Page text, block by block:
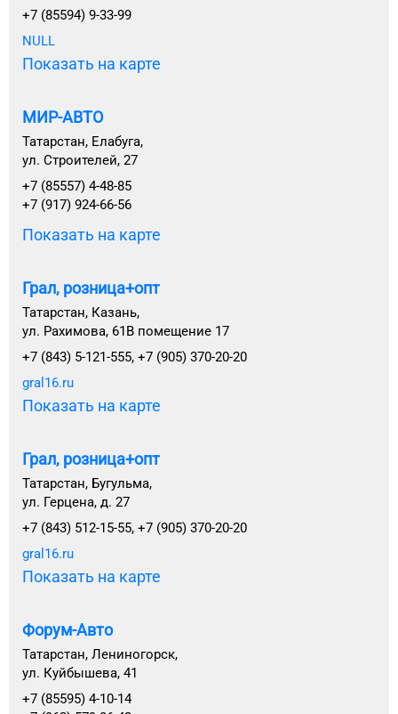
+7 (85594) 9-33-99
NULL
Показать на карте
МИР-АВТО
Татарстан, Елабуга,
ул. Строителей, 27
+7 (85557) 4-48-85
+7 (917) 924-66-56
Показать на карте
Грал, розница+опт
Татарстан, Казань,
ул. Рахимова, 61В помещение 17
+7 (843) 5-121-555, +7 (905) 370-20-20
gral16.ru
Показать на карте
Грал, розница+опт
Татарстан, Бугульма,
ул. Герцена, д. 27
+7 (843) 512-15-55, +7 (905) 370-20-20
gral16.ru
Показать на карте
Форум-Авто
Татарстан, Лениногорск,
ул. Куйбышева, 41
+7 (85595) 4-10-14